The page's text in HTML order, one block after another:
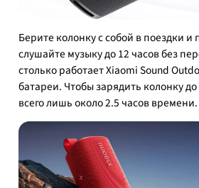
Берите колонку с собой в поездки и
слушайте музыку до 12 часов без
столько работает Xiaomi Sound
батареи. Чтобы зарядить колонку
всего лишь около 2.5 часов времени.